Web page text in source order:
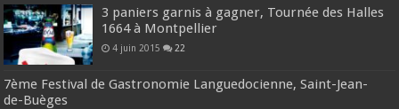
3 paniers garnis à gagner, Tournée des Halles
1664 à Montpellier
4 juin 2015 22
7ème Festival de Gastronomie Languedocienne, Saint-Jean-
de-Buèges